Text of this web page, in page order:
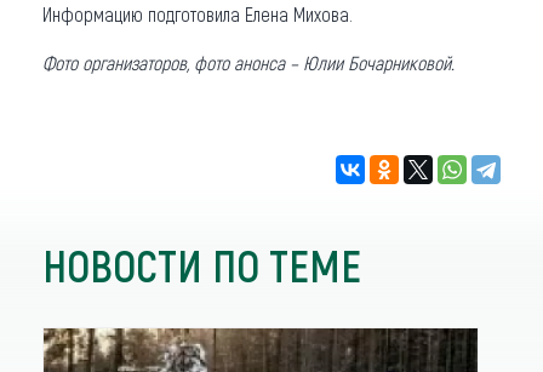
Информацию подготовила Елена Михова.
Фото организаторов, фото анонса – Юлии Бочарниковой.
НОВОСТИ ПО ТЕМЕ